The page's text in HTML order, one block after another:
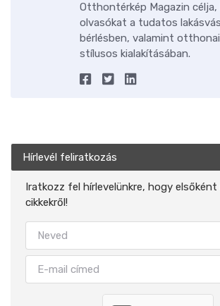
Otthontérkép Magazin
olvasókat a tudatos
bérlésben, valamint
stílusos kialakításában.
Hírlevél feliratkozás
Iratkozz fel hírlevelünkre, hogy
cikkekről!